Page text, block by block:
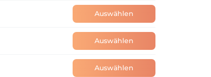
Auswählen
Auswählen
Auswählen